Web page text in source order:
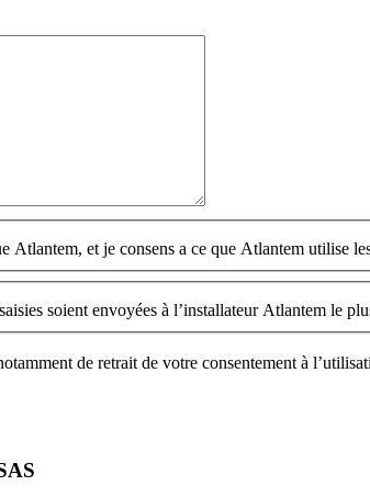
Atlantem, et je consens a ce que Atlantem utilise
soient envoyées à l’installateur Atlantem le
de retrait de votre consentement à